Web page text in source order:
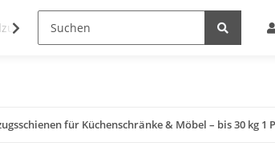
für Küchenschränke & Möbel – bis 30 kg 1